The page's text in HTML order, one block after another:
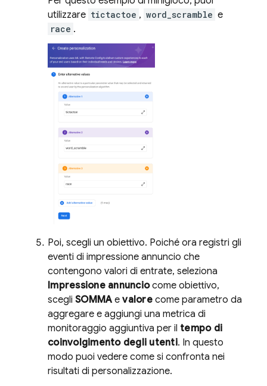
utilizzare tictactoe , word_scramble e
race .
Poi, scegli un obiettivo. Poiché ora registri gli
eventi di impressione annuncio che
contengono valori di entrate, seleziona
Impressione annunciocome obiettivo,
scegli SOMMA evalorecome parametro da
aggregare e aggiungi una metrica di
monitoraggio aggiuntiva per il tempo di
coinvolgimento degli utenti. In questo
modo puoi vedere come si confronta nei
risultati di personalizzazione.